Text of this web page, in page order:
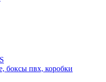
боксы пвх, коробки